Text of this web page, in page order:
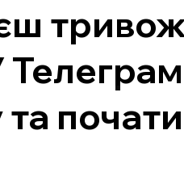
Телеграм
почати